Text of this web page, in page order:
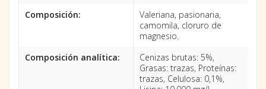
Composición:
Valeriana, pasionaria,
camomila, cloruro de
magnesio.
Composición analítica:
Cenizas brutas: 5%,
Grasas: trazas, Proteínas:
trazas, Celulosa: 0,1%,